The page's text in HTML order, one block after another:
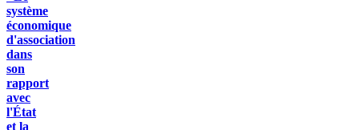
système
économique
d'association
dans
son
rapport
avec
l'État
et la